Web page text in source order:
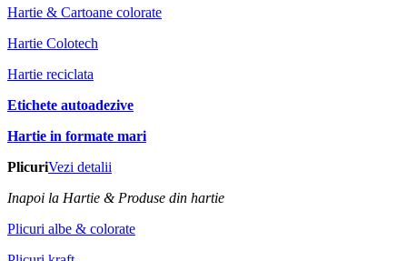
Hartie & Cartoane colorate
Hartie Colotech
Hartie reciclata
Etichete autoadezive
Hartie in formate mari
PlicuriVezi detalii
Inapoi la Hartie & Produse din hartie
Plicuri albe & colorate